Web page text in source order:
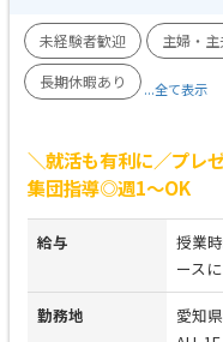
未経験者歓迎 主婦・
長期休暇あり
...全て表示
＼就活も有利に／プレ
集団指導◎週1～OK
給与
授業
ースに
勤務地
愛知